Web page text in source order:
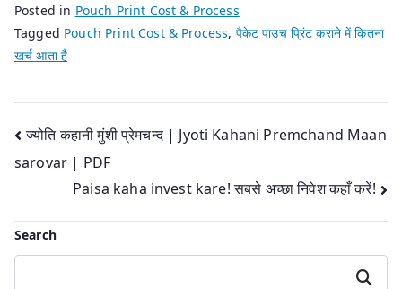
Posted in Pouch Print Cost & Process
Tagged Pouch Print Cost & Process, पैकेट पाउच प्रिंट कराने में कितना
खर्च आता है
Post
navigation
ज्योति कहानी मुंशी प्रेमचन्द | Jyoti Kahani Premchand Maan
sarovar | PDF
Paisa kaha invest kare! सबसे अच्छा निवेश कहाँ करें!
Search
Search